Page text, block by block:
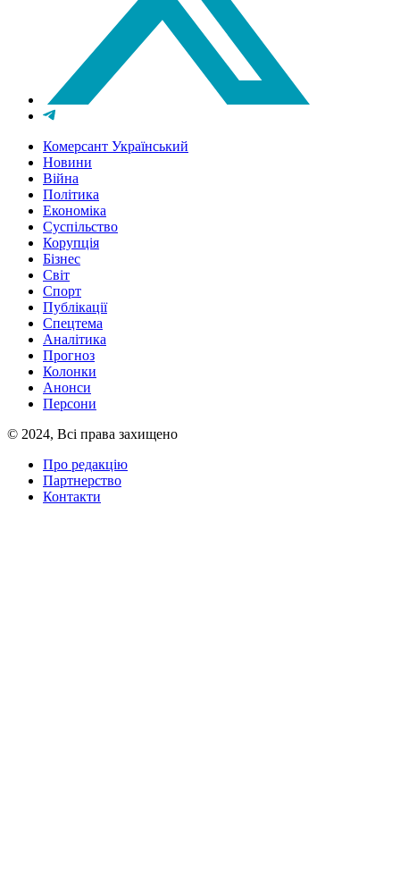
Комерсант Український
Новини
Війна
Політика
Економіка
Суспільство
Корупція
Бізнес
Світ
Спорт
Публікації
Спецтема
Аналітика
Прогноз
Колонки
Анонси
Персони
© 2024, Всі права захищено
Про редакцію
Партнерство
Контакти